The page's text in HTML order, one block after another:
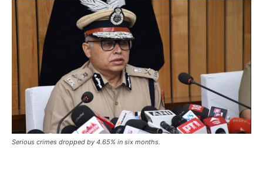
Serious crimes dropped by 4.65% in six months.